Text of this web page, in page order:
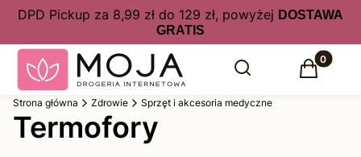
DPD Pickup za 8,99 zł do 129 zł, powyżej DOSTAWA
GRATIS
Otwórz wyszukiwarkę
Szukaj Produkty
Koszyk
Strona główna Zdrowie Sprzęt i akcesoria medyczne
Termofory